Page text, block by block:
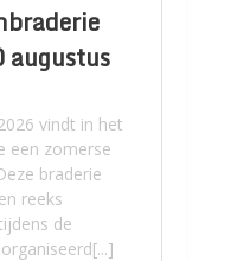
augustus
vindt in het
een zomerse
braderie
reeks
de